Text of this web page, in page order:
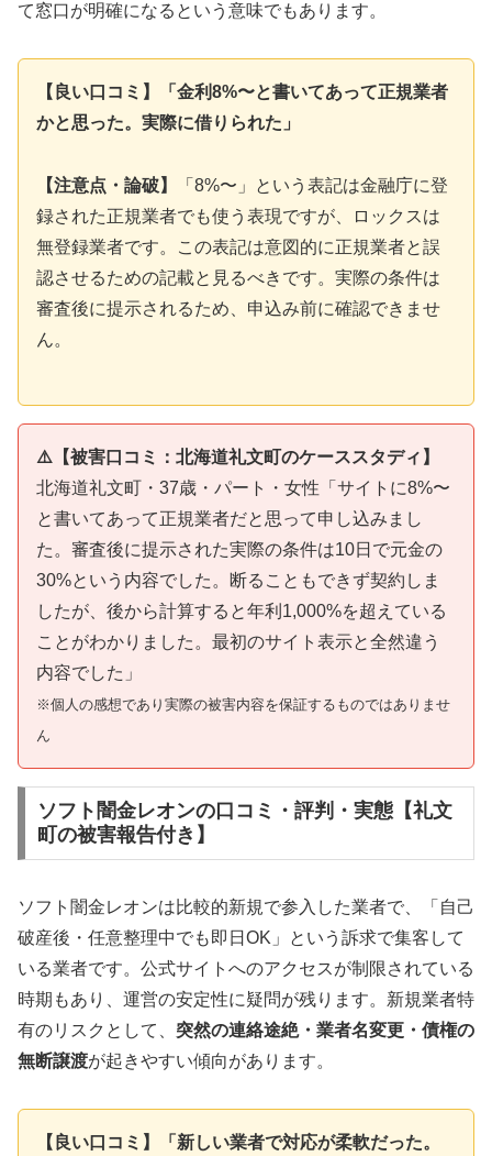
て窓口が明確になるという意味でもあります。
【良い口コミ】「金利8%〜と書いてあって正規業者
かと思った。実際に借りられた」
【注意点・論破】
「8%〜」という表記は金融庁に登
録された正規業者でも使う表現ですが、ロックスは
無登録業者です。この表記は意図的に正規業者と誤
認させるための記載と見るべきです。実際の条件は
審査後に提示されるため、申込み前に確認できませ
ん。
⚠️【被害口コミ：北海道礼文町のケーススタディ】
北海道礼文町・37歳・パート・女性「サイトに8%〜
と書いてあって正規業者だと思って申し込みまし
た。審査後に提示された実際の条件は10日で元金の
30%という内容でした。断ることもできず契約しま
したが、後から計算すると年利1,000%を超えている
ことがわかりました。最初のサイト表示と全然違う
内容でした」
※個人の感想であり実際の被害内容を保証するものではありませ
ん
ソフト闇金レオンの口コミ・評判・実態【礼文
町の被害報告付き】
ソフト闇金レオンは比較的新規で参入した業者で、「自己
破産後・任意整理中でも即日OK」という訴求で集客して
いる業者です。公式サイトへのアクセスが制限されている
時期もあり、運営の安定性に疑問が残ります。新規業者特
有のリスクとして、 突然の連絡途絶・業者名変更・債権の
無断譲渡が起きやすい傾向があります。
【良い口コミ】「新しい業者で対応が柔軟だった。